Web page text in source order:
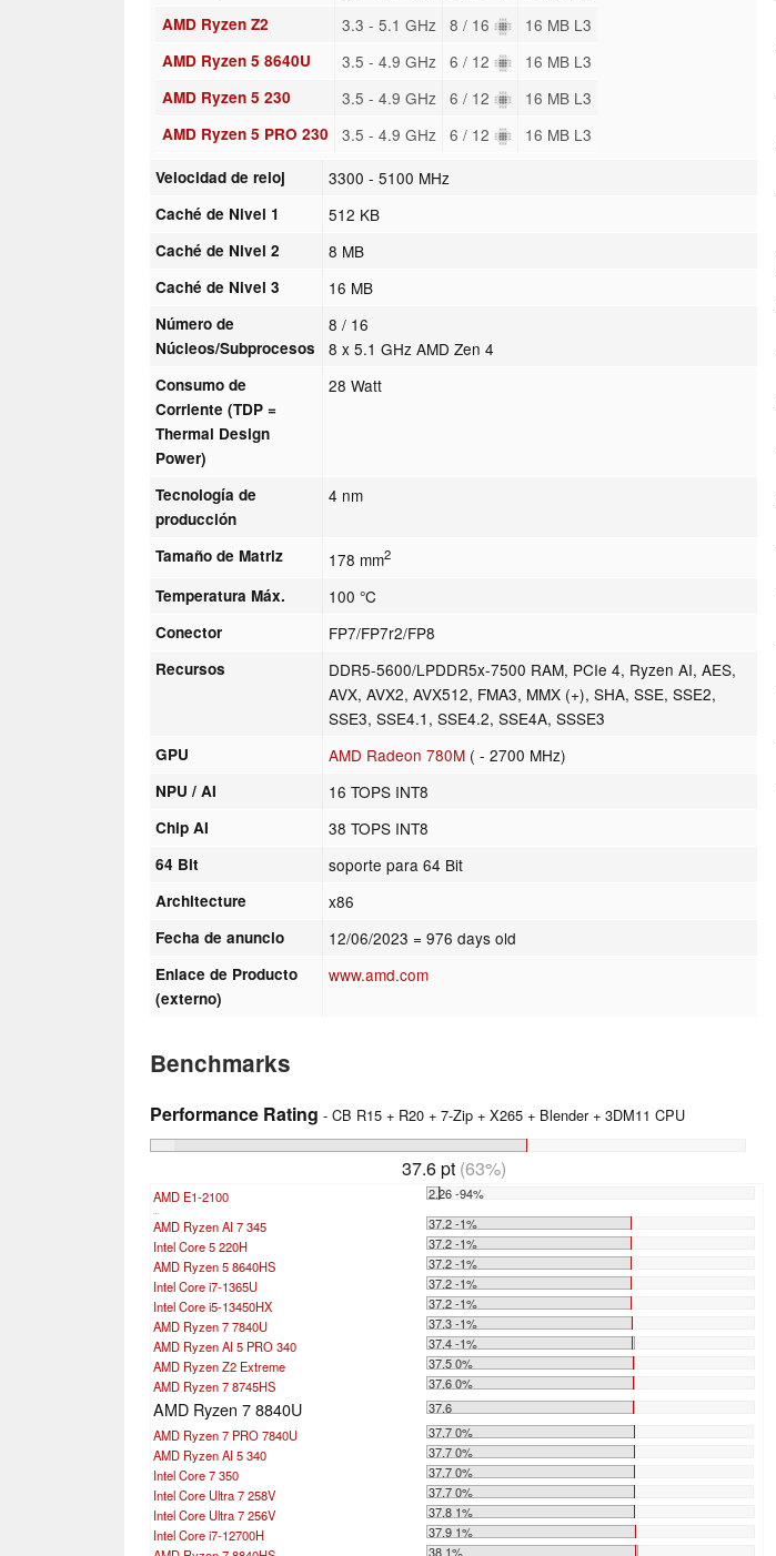
AMD Ryzen Z2 3.3 - 5.1 GHz 8 / 16 16 MB L3
AMD Ryzen 5 8640U 3.5 - 4.9 GHz 6 / 12 16 MB L3
AMD Ryzen 5 230 3.5 - 4.9 GHz 6 / 12 16 MB L3
AMD Ryzen 5 PRO 230 3.5 - 4.9 GHz 6 / 12 16 MB L3
Velocidad de reloj 3300 - 5100 MHz
Caché de Nivel 1 512 KB
Caché de Nivel 2 8 MB
Caché de Nivel 3 16 MB
Número de
Núcleos/Subprocesos
8 / 16
8 x 5.1 GHz AMD Zen 4
Consumo de
Corriente (TDP =
Thermal Design
Power)
28 Watt
Tecnología de
producción
4 nm
Tamaño de Matriz 178 mm2
Temperatura Máx. 100 °C
Conector FP7/FP7r2/FP8
Recursos
DDR5-5600/LPDDR5x-7500 RAM, PCIe 4, Ryzen AI, AES,
AVX, AVX2, AVX512, FMA3, MMX (+), SHA, SSE, SSE2,
SSE3, SSE4.1, SSE4.2, SSE4A, SSSE3
GPU AMD Radeon 780M ( - 2700 MHz)
NPU / AI 16 TOPS INT8
Chip AI 38 TOPS INT8
64 Bit soporte para 64 Bit
Architecture x86
Fecha de anuncio 12/06/2023 = 976 days old
Enlace de Producto
(externo)
www.amd.com
Benchmarks
Performance Rating - CB R15 + R20 + 7-Zip + X265 + Blender + 3DM11 CPU
37.6 pt(63%)
AMD E1-2100 2.26 -94%
AMD Ryzen AI 7 345
37.2 -1%
Intel Core 5 220H
37.2 -1%
AMD Ryzen 5 8640HS
37.2 -1%
Intel Core i7-1365U
37.2 -1%
Intel Core i5-13450HX
37.2 -1%
AMD Ryzen 7 7840U
37.3 -1%
AMD Ryzen AI 5 PRO 340
37.4 -1%
AMD Ryzen Z2 Extreme
37.5 0%
AMD Ryzen 7 8745HS
37.6 0%
AMD Ryzen 7 8840U
37.6
AMD Ryzen 7 PRO 7840U
37.7 0%
AMD Ryzen AI 5 340
37.7 0%
Intel Core 7 350
37.7 0%
Intel Core Ultra 7 258V
37.7 0%
Intel Core Ultra 7 256V
37.8 1%
Intel Core i7-12700H
37.9 1%
38 1%